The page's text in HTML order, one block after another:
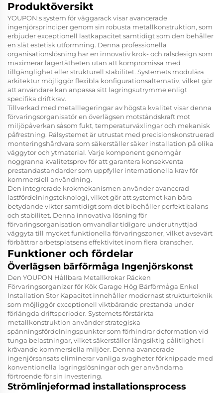
Produktöversikt
YOUPON:s system för väggarack visar avancerade
ingenjörsprinciper genom sin robusta metallkonstruktion, som
erbjuder exceptionell lastkapacitet samtidigt som den behåller
en slät estetisk utformning. Denna professionella
organisationslösning har en innovativ krok- och rälsdesign som
maximerar lagertätheten utan att kompromissa med
tillgänglighet eller strukturell stabilitet. Systemets modulära
arkitektur möjliggör flexibla konfigurationsalternativ, vilket gör
att användare kan anpassa sitt lagringsutrymme enligt
specifika driftkrav.
Tillverkad med metalllegeringar av högsta kvalitet visar denna
förvaringsorganisatör en överlägsen motståndskraft mot
miljöpåverkan såsom fukt, temperaturväxlingar och mekanisk
påfrestning. Rälsystemet är utrustat med precisionskonstruerad
monteringshårdvara som säkerställer säker installation på olika
väggytor och ytmaterial. Varje komponent genomgår
noggranna kvalitetsprov för att garantera konsekventa
prestandastandarder som uppfyller internationella krav för
kommersiell användning.
Den integrerade krokmekanismen använder avancerad
lastfördelningsteknologi, vilket gör att systemet kan bära
betydande vikter samtidigt som det bibehåller perfekt balans
och stabilitet. Denna innovativa lösning för
förvaringsorganisation omvandlar tidigare underutnyttjad
väggyta till mycket funktionella förvaringszoner, vilket avsevärt
förbättrar arbetsplatsens effektivitet inom flera branscher.
Funktioner och fördelar
Överlägsen bärförmåga Ingenjörskonst
Den YOUPON Hållbara Metallkrokar Räcken
Förvaringsorganizer för Kök Garage Hög Bärförmåga Enkel
Installation Stor Kapacitet innehåller modernast strukturteknik
som möjliggör exceptionell viktbärande prestanda under
förlängda driftsperioder. Systemets förstärkta
metallkonstruktion använder strategiska
spänningsfördelningspunkter som förhindrar deformation vid
tunga belastningar, vilket säkerställer långsiktig pålitlighet i
krävande kommersiella miljöer. Denna avancerade
ingenjörsansats eliminerar vanliga svagheter förknippade med
konventionella lagringslösningar och ger användarna
förtroende för sin investering.
Strömlinjeformad installationsprocess